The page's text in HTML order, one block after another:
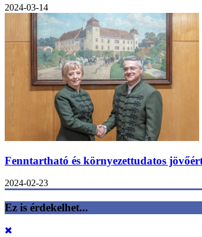
2024-03-14
Fenntartható és környezettudatos
2024-02-23
Ez is érdekelhet...